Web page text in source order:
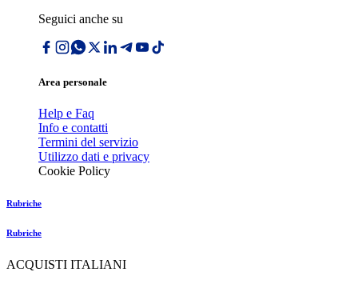
Seguici anche su
Area personale
Help e Faq
Info e contatti
Termini del servizio
Utilizzo dati e privacy
Cookie Policy
Rubriche
Rubriche
ACQUISTI ITALIANI